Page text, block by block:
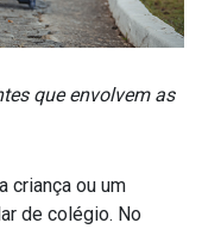
que envolvem as
criança ou um
de colégio. No